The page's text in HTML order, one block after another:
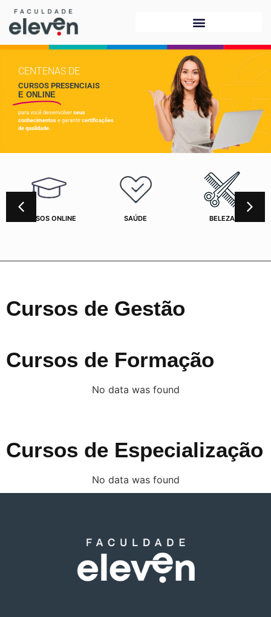
CENTENAS DE
CURSOS PRESENCIAIS
E ONLINE
para você desenvolver seus
conhecimentos e garantir certificações
de qualidade.
CURSOS ONLINE SAÚDE BELEZA
Cursos de Gestão
Cursos de Formação
No data was found
Cursos de Especialização
No data was found